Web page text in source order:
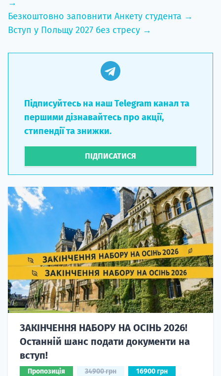
→
Безкоштовно заповнити Анкету студента →
Вступ у Польщу 2027 без стресу →
Підписуйтесь на наш Telegram канал та
першими дізнавайтесь про акції,
стипендії та знижки.
ПІДПИСАТИСЯ
ЗАКІНЧЕННЯ НАБОРУ НА ОСІНЬ 2026!
Останній шанс подати документи на
вступ!
Пропозиція 34900 грн 16900 грн